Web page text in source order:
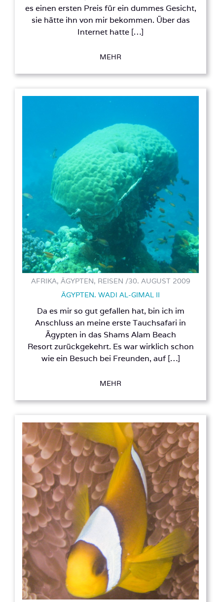
es einen ersten Preis für ein dummes Gesicht,
sie hätte ihn von mir bekommen. Über das
Internet hatte […]
MEHR
AFRIKA, ÄGYPTEN, REISEN /30. AUGUST 2009
ÄGYPTEN. WADI AL-GIMAL II
Da es mir so gut gefallen hat, bin ich im
Anschluss an meine erste Tauchsafari in
Ägypten in das Shams Alam Beach
Resort zurückgekehrt. Es war wirklich schon
wie ein Besuch bei Freunden, auf […]
MEHR